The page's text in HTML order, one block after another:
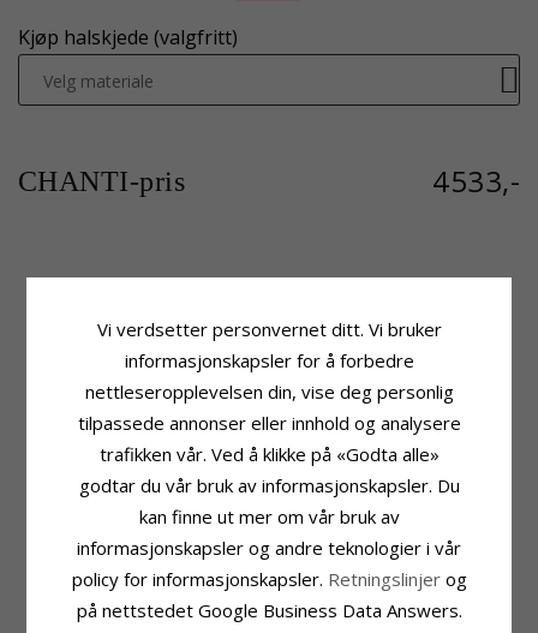
Kjøp halskjede (valgfritt)
Velg materiale
CHANTI-pris 4533,-
Anheng
Gull Og Hvitt Gull
14
Overflate:
Sliping:Briljantslipt
Stein:Diamant
Diamantfarge:Wesselton
Diamantklarhet:
Karat: 0,025
Høyde Inkl. Øsken: 15,0 mm
11,5 mm
Leveringstid: Ca. 5-10 Hverdager
Slange Maks: 1,35 mm
Venezia Max:1,4 mm
Vi verdsetter personvernet ditt. Vi bruker
informasjonskapsler for å forbedre
nettleseropplevelsen din, vise deg personlig
tilpassede annonser eller innhold og analysere
trafikken vår. Ved å klikke på «Godta alle»
godtar du vår bruk av informasjonskapsler. Du
kan finne ut mer om vår bruk av
informasjonskapsler og andre teknologier i vår
policy for informasjonskapsler. Retningslinjer og
på nettstedet Google Business Data Answers.